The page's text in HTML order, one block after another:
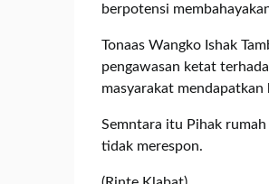
berpotensi
Tonaas Wangko Ishak
pengawasan ketat
masyarakat
Semntara itu Pihak
tidak merespon.